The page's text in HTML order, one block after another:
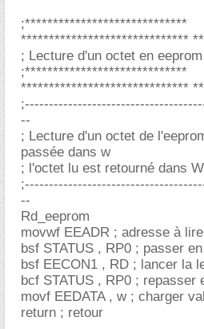
;*****************************
******************************
; Lecture d'un octet en
;*****************************
******************************
--
; Lecture d'un octet de
passée dans w
; l'octet lu est retourné dans W
--
Rd_eeprom
movwf EEADR ; adresse à
bsf STATUS , RP0 ; passer
bsf EECON1 , RD ; lancer la
bcf STATUS , RP0 ; repasser
movf EEDATA , w ; charger
return ; retour